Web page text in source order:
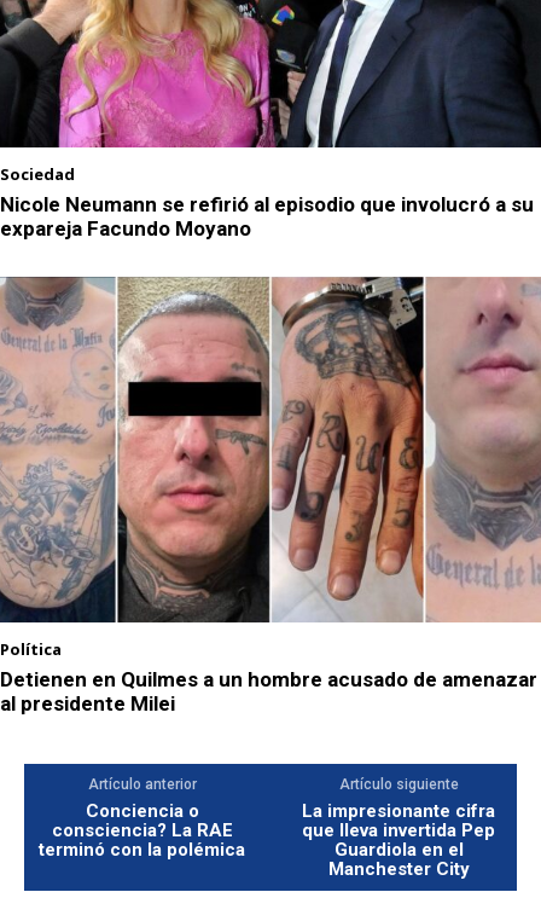
Sociedad
Nicole Neumann se refirió al episodio que involucró a su
expareja Facundo Moyano
Política
Detienen en Quilmes a un hombre acusado de amenazar
al presidente Milei
Artículo anterior
Conciencia o
consciencia? La RAE
terminó con la polémica
Artículo siguiente
La impresionante cifra
que lleva invertida Pep
Guardiola en el
Manchester City